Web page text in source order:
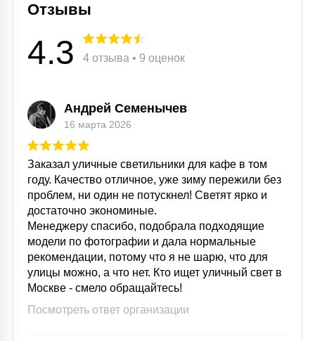
Отзывы
4.3 4 отзыва • 9 оценок
Андрей Семенычев
16 марта 2026
Заказал уличные светильники для кафе в том
году. Качество отличное, уже зиму пережили без
проблем, ни один не потускнел! Светят ярко и
достаточно экономиные.
Менеджеру спасибо, подобрала подходящие
модели по фотографии и дала нормальные
рекомендации, потому что я не шарю, что для
улицы можно, а что нет. Кто ищет уличный свет в
Москве - смело обращайтесь!
Посмотреть ответ организации